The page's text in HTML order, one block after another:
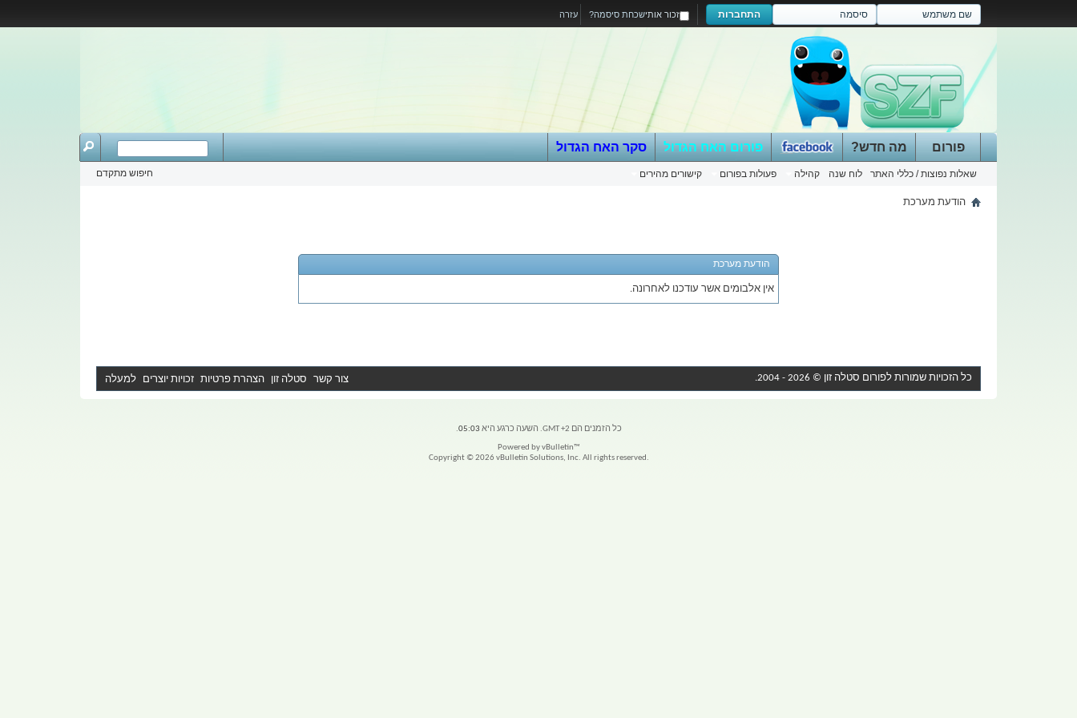
עזרה התחברות זכור אותישכחת סיסמה?
פורום
שאלות נפוצות / כללי האתר לוח שנה קהילה פעולות בפורום קישורים מהירים
מה חדש? פורום האח הגדול סקר האח הגדול
חיפוש מתקדם
הודעת מערכת
הודעת מערכת
אין אלבומים אשר עודכנו לאחרונה.
כל הזכויות שמורות לפורום סטלה זון © 2026 - 2004. צור קשר סטלה זון הצהרת פרטיות זכויות יוצרים למעלה
כל הזמנים הם GMT +2. השעה כרגע היא 05:03
.
Powered by vBulletin™
Copyright © 2026 vBulletin Solutions, Inc. All rights reserved.